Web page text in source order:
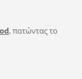
, πατώντας το